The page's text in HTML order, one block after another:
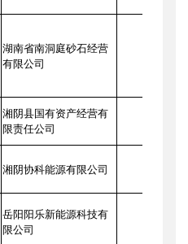
湖南省南洞庭砂石经营
有限公司
湘阴县国有资产经营有
限责任公司
湘阴协科能源有限公司
岳阳阳乐新能源科技有
限公司